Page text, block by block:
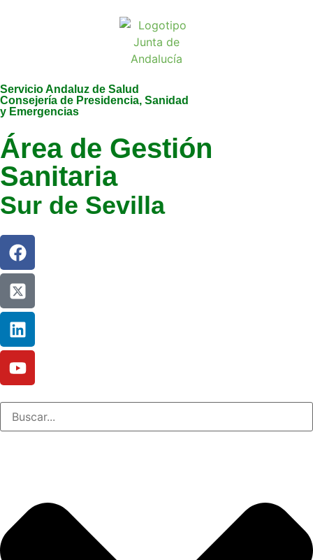
Servicio Andaluz de Salud
Consejería de Presidencia, Sanidad
y Emergencias
Área de Gestión
Sanitaria
Sur de Sevilla